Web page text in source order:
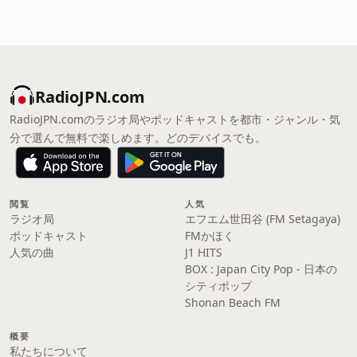
RadioJPN.com
RadioJPN.comのラジオ局やポッドキャストを都市・ジャンル・気
分で選んで無料で楽しめます。どのデバイスでも。
閲覧
ラジオ局
ポッドキャスト
人気の曲
人気
エフエム世田谷 (FM Setagaya)
FMかほく
J1 HITS
BOX : Japan City Pop - 日本の
シティポップ
Shonan Beach FM
概要
私たちについて